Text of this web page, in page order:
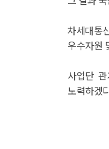
차세대통
우수자원
사업단
노력하겠